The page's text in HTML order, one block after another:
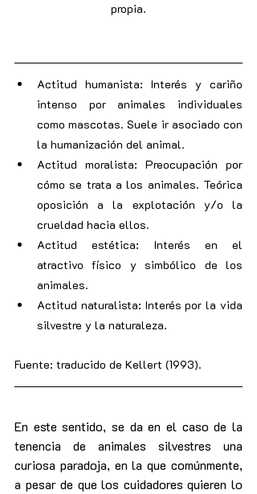
propia.
Actitud humanista: Interés y cariño
intenso por animales individuales
como mascotas. Suele ir asociado con
la humanización del animal.
Actitud moralista: Preocupación por
cómo se trata a los animales. Teórica
oposición a la explotación y/o la
crueldad hacia ellos.
Actitud estética: Interés en el
atractivo físico y simbólico de los
animales.
Actitud naturalista: Interés por la vida
silvestre y la naturaleza.
Fuente: traducido de Kellert (1993).
En este sentido, se da en el caso de la
tenencia de animales silvestres una
curiosa paradoja, en la que comúnmente,
a pesar de que los cuidadores quieren lo